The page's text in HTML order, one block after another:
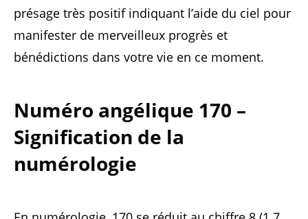
présage très positif indiquant l’aide du ciel pour
manifester de merveilleux progrès et
bénédictions dans votre vie en ce moment.
Numéro angélique 170 –
Signification de la
numérologie